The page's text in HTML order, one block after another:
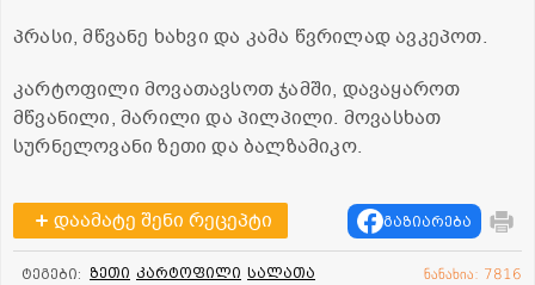
პრასი, მწვანე ხახვი და კამა წვრილად ავკეპოთ.
კარტოფილი მოვათავსოთ ჯამში, დავაყაროთ
მწვანილი, მარილი და პილპილი. მოვასხათ
სურნელოვანი ზეთი და ბალზამიკო.
დაამატე შენი რეცეპტი გაზიარება
ტეგები: ზეთი კარტოფილი სალათა ნანახია: 7816